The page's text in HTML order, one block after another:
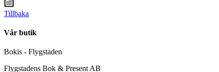
Tillbaka
Vår butik
Bokis - Flygstaden
Flygstadens Bok & Present AB